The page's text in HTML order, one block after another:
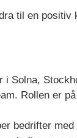
til en positiv
Solna,
Rollen er
bedrifter